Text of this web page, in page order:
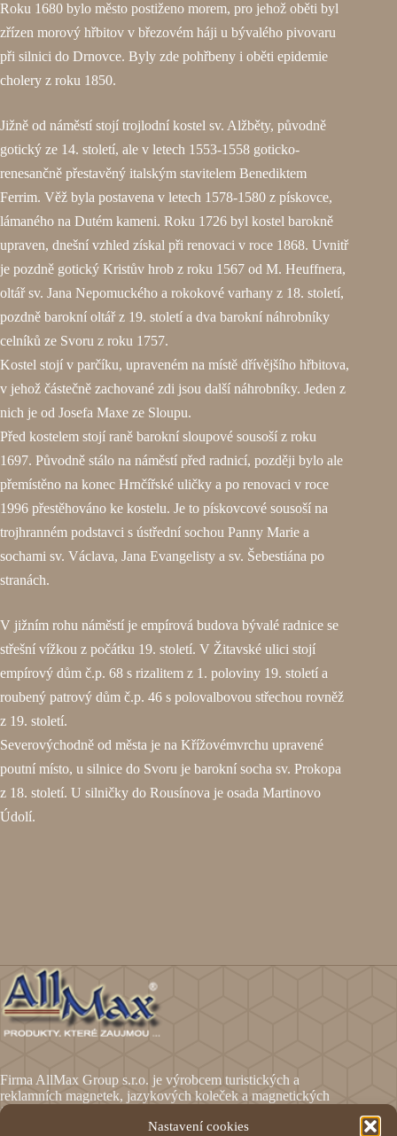
Nastavení cookies
Roku 1680 bylo město postiženo morem, pro jehož oběti byl
zřízen morový hřbitov v březovém háji u bývalého pivovaru
při silnici do Drnovce. Byly zde pohřbeny i oběti epidemie
cholery z roku 1850.
Jižně od náměstí stojí trojlodní kostel sv. Alžběty, původně
gotický ze 14. století, ale v letech 1553-1558 goticko-
renesančně přestavěný italským stavitelem Benediktem
Ferrim. Věž byla postavena v letech 1578-1580 z pískovce,
lámaného na Dutém kameni. Roku 1726 byl kostel barokně
upraven, dnešní vzhled získal při renovaci v roce 1868. Uvnitř
je pozdně gotický Kristův hrob z roku 1567 od M. Heuffnera,
oltář sv. Jana Nepomuckého a rokokové varhany z 18. století,
pozdně barokní oltář z 19. století a dva barokní náhrobníky
celníků ze Svoru z roku 1757.
Kostel stojí v parčíku, upraveném na místě dřívějšího hřbitova,
v jehož částečně zachované zdi jsou další náhrobníky. Jeden z
nich je od Josefa Maxe ze Sloupu.
Před kostelem stojí raně barokní sloupové sousoší z roku
1697. Původně stálo na náměstí před radnicí, později bylo ale
přemístěno na konec Hrnčířské uličky a po renovaci v roce
1996 přestěhováno ke kostelu. Je to pískovcové sousoší na
trojhranném podstavci s ústřední sochou Panny Marie a
sochami sv. Václava, Jana Evangelisty a sv. Šebestiána po
stranách.
V jižním rohu náměstí je empírová budova bývalé radnice se
střešní vížkou z počátku 19. století. V Žitavské ulici stojí
empírový dům č.p. 68 s rizalitem z 1. poloviny 19. století a
roubený patrový dům č.p. 46 s polovalbovou střechou rovněž
z 19. století.
Severovýchodně od města je na Křížovémvrchu upravené
poutní místo, u silnice do Svoru je barokní socha sv. Prokopa
z 18. století. U silničky do Rousínova je osada Martinovo
Údolí.
Firma AllMax Group s.r.o. je výrobcem turistických a
reklamních magnetek, jazykových koleček a magnetických
fólií.